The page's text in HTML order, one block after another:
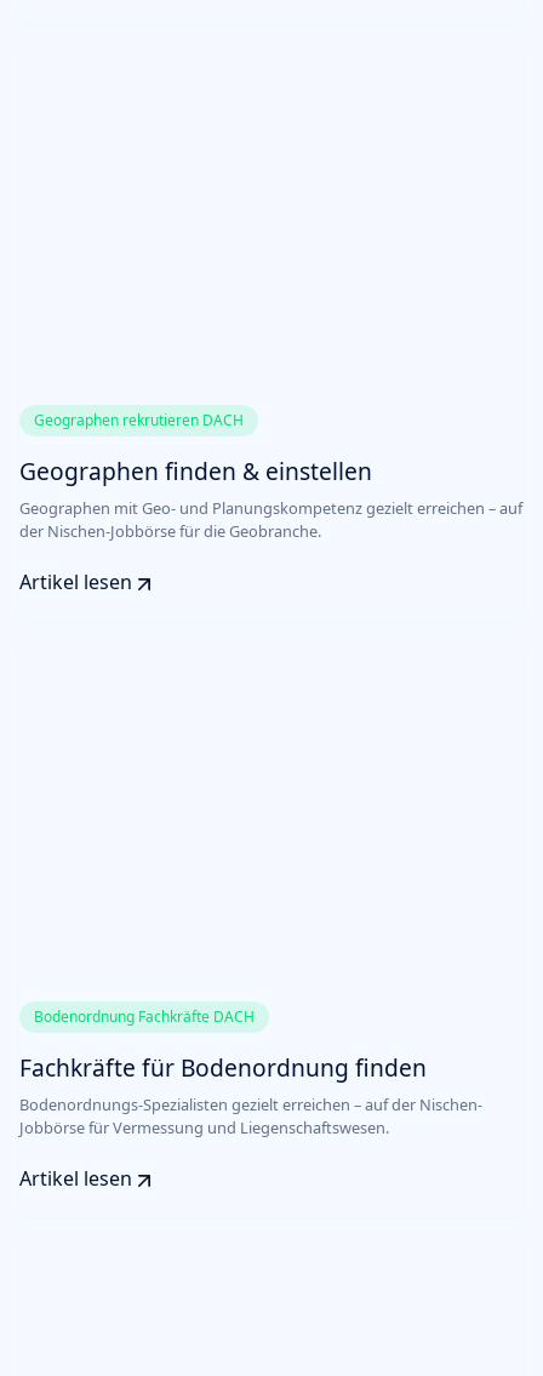
Geographen rekrutieren DACH
Geographen finden & einstellen
Geographen mit Geo- und Planungskompetenz gezielt erreichen – auf
der Nischen-Jobbörse für die Geobranche.
Artikel lesen
Bodenordnung Fachkräfte DACH
Fachkräfte für Bodenordnung finden
Bodenordnungs-Spezialisten gezielt erreichen – auf der Nischen-
Jobbörse für Vermessung und Liegenschaftswesen.
Artikel lesen